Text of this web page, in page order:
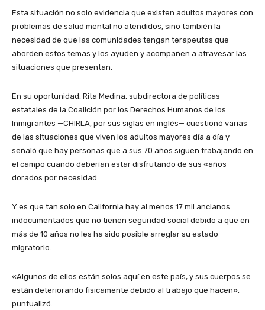
Esta situación no solo evidencia que existen adultos mayores con
problemas de salud mental no atendidos, sino también la
necesidad de que las comunidades tengan terapeutas que
aborden estos temas y los ayuden y acompañen a atravesar las
situaciones que presentan.
En su oportunidad, Rita Medina, subdirectora de políticas
estatales de la Coalición por los Derechos Humanos de los
Inmigrantes —CHIRLA, por sus siglas en inglés— cuestionó varias
de las situaciones que viven los adultos mayores día a día y
señaló que hay personas que a sus 70 años siguen trabajando en
el campo cuando deberían estar disfrutando de sus «años
dorados por necesidad.
Y es que tan solo en California hay al menos 17 mil ancianos
indocumentados que no tienen seguridad social debido a que en
más de 10 años no les ha sido posible arreglar su estado
migratorio.
«Algunos de ellos están solos aquí en este país, y sus cuerpos se
están deteriorando físicamente debido al trabajo que hacen»,
puntualizó.